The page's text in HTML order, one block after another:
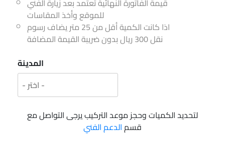
للموقع وأخذ المقاسات
اذا كانت الكمية أقل من 25 متر يضاف رسوم
نقل 300 ريال بدون ضريبة القيمة المضافة
المدينة
لتحديد الكميات وحجز موعد التركيب يرجى التواصل مع
قسمالدعم الفني